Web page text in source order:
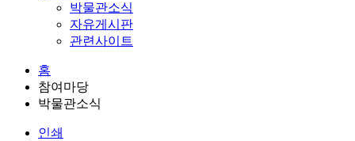
박물관소식
자유게시판
관련사이트
홈
참여마당
박물관소식
인쇄